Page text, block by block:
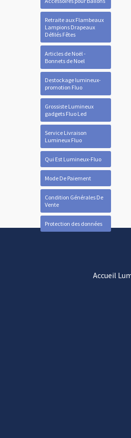
Retraite aux Flambeaux
Lampions Drapeaux
Défilés Fêtes
Articles de Noël -
Bonnets de Noel
Destockage lumineux-
promotion Fluo
Grossiste Lumineux
gadgets Fluo Led
Service Livraison
Lumineux Fluo
Qui Est Lumineux-Fluo
Mode De Paiement
Condition Générales De
Vente
Protection des données
Accueil